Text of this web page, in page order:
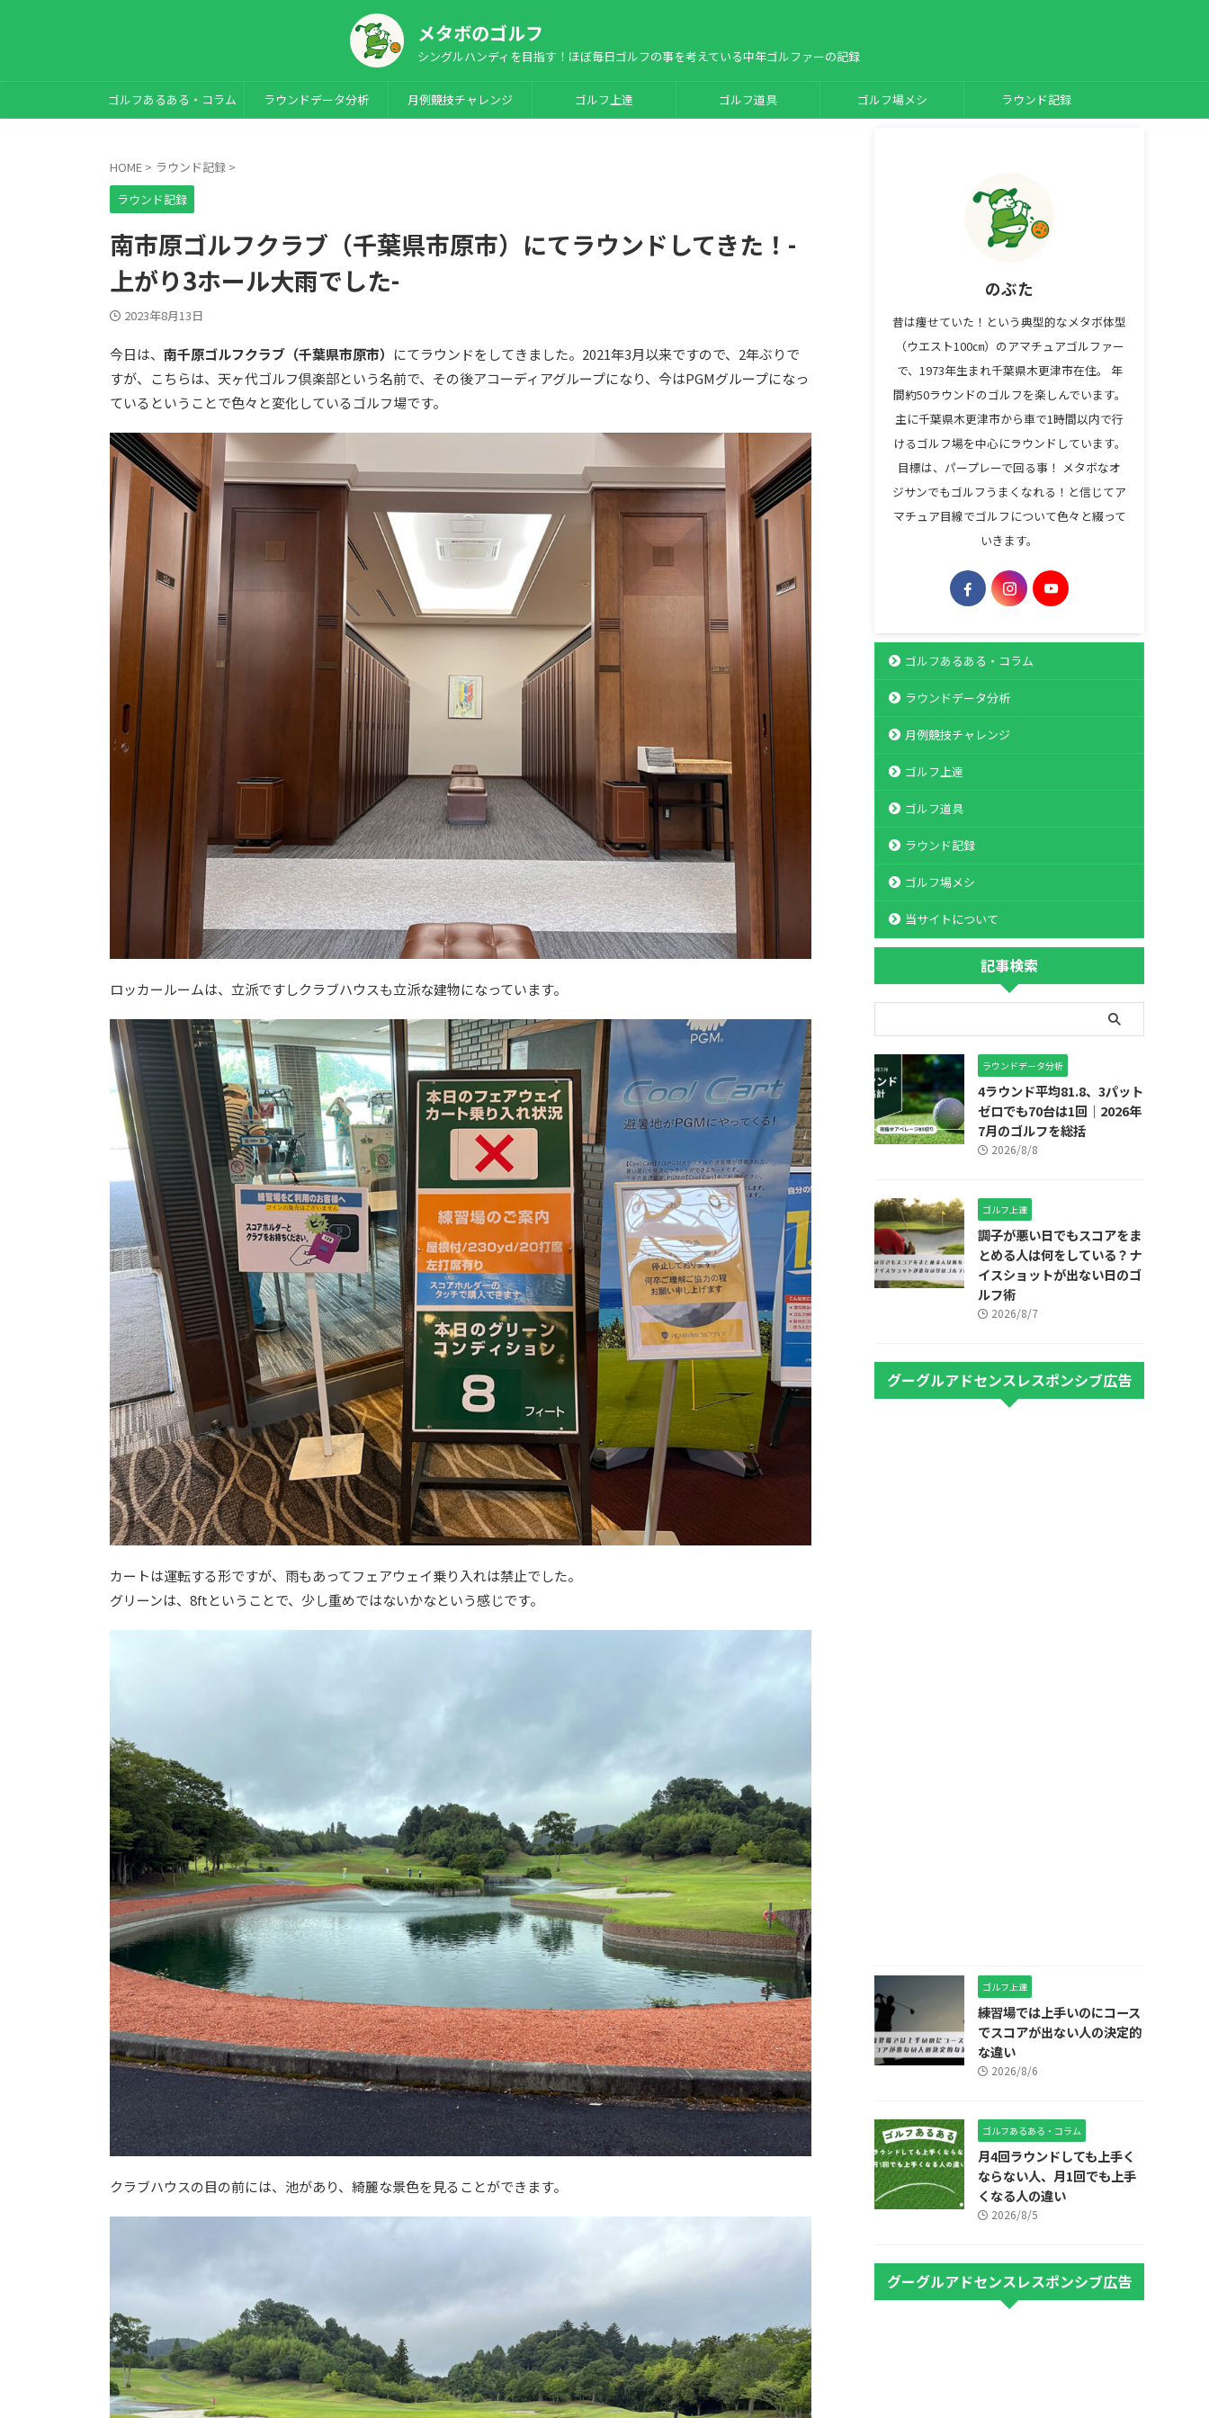
メタボのゴルフ
シングルハンディを目指す！ほぼ毎日ゴルフの事を考えている中年ゴルファーの記録
ゴルフあるある・コラム ラウンドデータ分析 月例競技チャレンジ ゴルフ上達 ゴルフ道具 ゴルフ場メシ ラウンド記録
HOME > ラウンド記録 >
ラウンド記録
南市原ゴルフクラブ（千葉県市原市）にてラウンドしてきた！-
上がり3ホール大雨でした-
2023年8月13日
今日は、 南千原ゴルフクラブ（千葉県市原市） にてラウンドをしてきました。2021年3月以来ですので、2年ぶりで
すが、こちらは、天ヶ代ゴルフ倶楽部という名前で、その後アコーディアグループになり、今はPGMグループになっ
ているということで色々と変化しているゴルフ場です。
ロッカールームは、立派ですしクラブハウスも立派な建物になっています。
カートは運転する形ですが、雨もあってフェアウェイ乗り入れは禁止でした。
グリーンは、8ftということで、少し重めではないかなという感じです。
クラブハウスの目の前には、池があり、綺麗な景色を見ることができます。
のぶた
昔は痩せていた！という典型的なメタボ体型
（ウエスト100㎝）のアマチュアゴルファー
で、1973年生まれ千葉県木更津市在住。 年
間約50ラウンドのゴルフを楽しんでいます。
主に千葉県木更津市から車で1時間以内で行
けるゴルフ場を中心にラウンドしています。
目標は、パープレーで回る事！ メタボなオ
ジサンでもゴルフうまくなれる！と信じてア
マチュア目線でゴルフについて色々と綴って
いきます。
ゴルフあるある・コラム
ラウンドデータ分析
月例競技チャレンジ
ゴルフ上達
ゴルフ道具
ラウンド記録
ゴルフ場メシ
当サイトについて
記事検索
ラウンドデータ分析
4ラウンド平均81.8、3パット
ゼロでも70台は1回｜2026年
7月のゴルフを総括
2026/8/8
ゴルフ上達
調子が悪い日でもスコアをま
とめる人は何をしている？ナ
イスショットが出ない日のゴ
ルフ術
2026/8/7
グーグルアドセンスレスポンシブ広告
ゴルフ上達
練習場では上手いのにコース
でスコアが出ない人の決定的
な違い
2026/8/6
ゴルフあるある・コラム
月4回ラウンドしても上手く
ならない人、月1回でも上手
くなる人の違い
2026/8/5
グーグルアドセンスレスポンシブ広告